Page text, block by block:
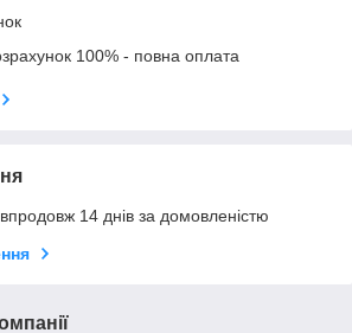
100% - повна оплата
14 днів за домовленістю